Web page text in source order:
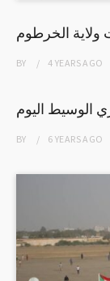
ولاية الخرطوم
BY 4 YEARSAGO
الوسيط اليوم
BY 6 YEARSAGO